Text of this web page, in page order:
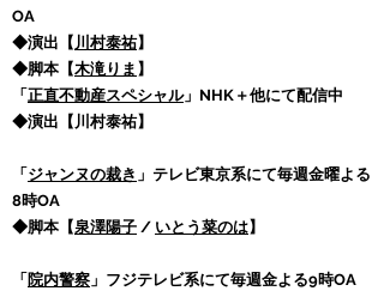
OA
◆演出【川村泰祐】
◆脚本【木滝りま 】
「 正直不動産スペシャル」NHK＋他にて配信中
◆演出【川村泰祐】
「 ジャンヌの裁き 」テレビ東京系にて毎週金曜よる
8時OA
◆脚本【泉澤陽子 / いとう菜のは】
「 院内警察 」フジテレビ系にて毎週金よる9時OA